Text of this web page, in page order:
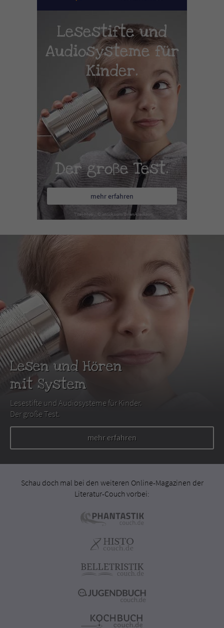
Lesestifte und
Audiosysteme für
Kinder.
Der große Test.
mehr erfahren
Lesen und Hören
mit System
Lesestifte und Audiosysteme für Kinder.
Der große Test.
mehr erfahren
Schau doch mal bei den weiteren Online-Magazinen der
Literatur-Couch vorbei: